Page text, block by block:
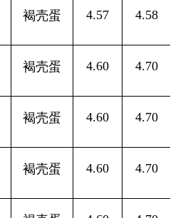
褐壳蛋 4.57 4.58
褐壳蛋 4.60 4.70
褐壳蛋 4.60 4.70
褐壳蛋 4.60 4.70